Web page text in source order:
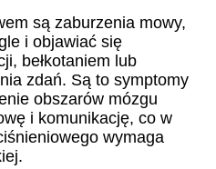
są zaburzenia mowy,
i objawiać się
bełkotaniem lub
zdań. Są to symptomy
obszarów mózgu
i komunikację, co w
wymaga